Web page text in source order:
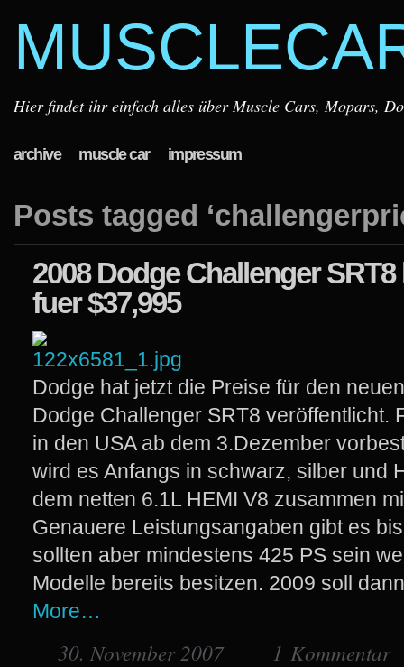
Hier findet ihr einfach alles über Muscle Cars, Mopars,
archive muscle car impressum
Posts tagged
2008 Dodge Challenger
fuer $37,995
Dodge hat jetzt die Preise für den
Dodge Challenger SRT8 veröffentlicht.
in den USA ab dem 3.Dezember
wird es Anfangs in schwarz, silber und
dem netten 6.1L HEMI V8 zusammen
Genauere Leistungsangaben gibt es
sollten aber mindestens 425 PS sein
Modelle bereits besitzen. 2009 soll
More…
30. November 2007 1 Kommentar